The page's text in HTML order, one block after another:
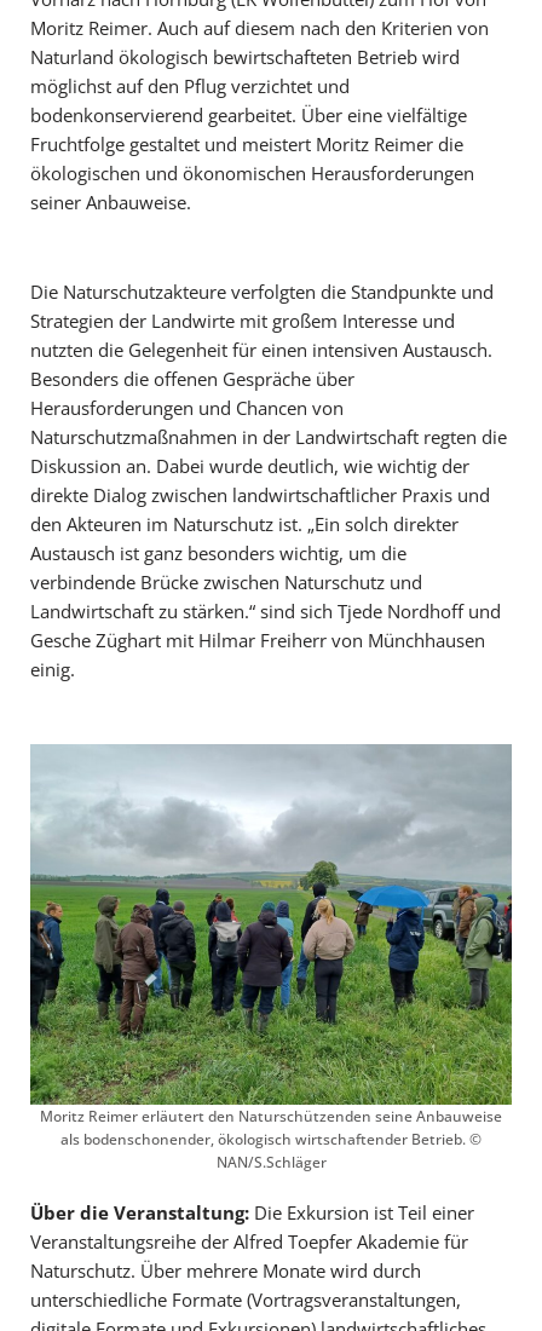
Moritz Reimer. Auch auf diesem nach den Kriterien von
Naturland ökologisch bewirtschafteten Betrieb wird
möglichst auf den Pflug verzichtet und
bodenkonservierend gearbeitet. Über eine vielfältige
Fruchtfolge gestaltet und meistert Moritz Reimer die
ökologischen und ökonomischen Herausforderungen
seiner Anbauweise.
Die Naturschutzakteure verfolgten die Standpunkte und
Strategien der Landwirte mit großem Interesse und
nutzten die Gelegenheit für einen intensiven Austausch.
Besonders die offenen Gespräche über
Herausforderungen und Chancen von
Naturschutzmaßnahmen in der Landwirtschaft regten die
Diskussion an. Dabei wurde deutlich, wie wichtig der
direkte Dialog zwischen landwirtschaftlicher Praxis und
den Akteuren im Naturschutz ist. „Ein solch direkter
Austausch ist ganz besonders wichtig, um die
verbindende Brücke zwischen Naturschutz und
Landwirtschaft zu stärken.“ sind sich Tjede Nordhoff und
Gesche Züghart mit Hilmar Freiherr von Münchhausen
einig.
Moritz Reimer erläutert den Naturschützenden seine Anbauweise
als bodenschonender, ökologisch wirtschaftender Betrieb. ©
NAN/S.Schläger
Über die Veranstaltung: Die Exkursion ist Teil einer
Veranstaltungsreihe der Alfred Toepfer Akademie für
Naturschutz. Über mehrere Monate wird durch
unterschiedliche Formate (Vortragsveranstaltungen,